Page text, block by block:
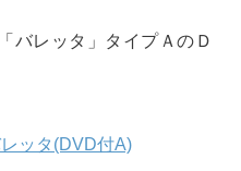
バレッタ」タイプＡのＤ
ッタ(DVD付A)